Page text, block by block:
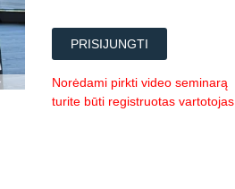
PRISIJUNGTI
Norėdami pirkti video seminarą
turite būti registruotas vartotojas